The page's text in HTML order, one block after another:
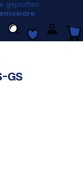
geprüften
GS